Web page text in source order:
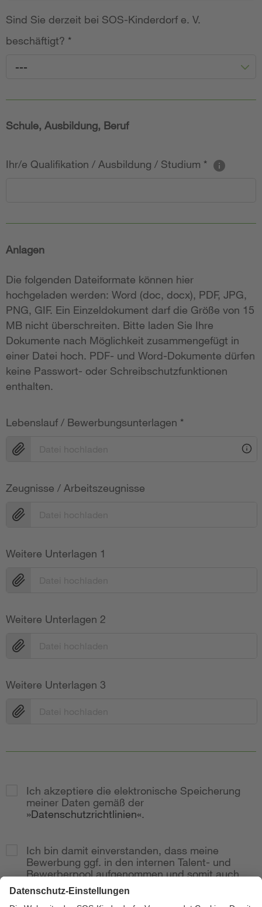
Sind Sie derzeit bei SOS-Kinderdorf e. V.
beschäftigt? *
---
Schule, Ausbildung, Beruf
Ihr/e Qualifikation / Ausbildung / Studium *
Anlagen
Die folgenden Dateiformate können hier
hochgeladen werden: Word (doc, docx), PDF, JPG,
PNG, GIF. Ein Einzeldokument darf die Größe von 15
MB nicht überschreiten. Bitte laden Sie Ihre
Dokumente nach Möglichkeit zusammengefügt in
einer Datei hoch. PDF- und Word-Dokumente dürfen
keine Passwort- oder Schreibschutzfunktionen
enthalten.
Lebenslauf / Bewerbungsunterlagen *
Zeugnisse / Arbeitszeugnisse
Weitere Unterlagen 1
Weitere Unterlagen 2
Weitere Unterlagen 3
Ich akzeptiere die elektronische Speicherung
meiner Daten gemäß der
Datenschutzrichtlinien .
Ich bin damit einverstanden, dass meine
Bewerbung ggf. in den internen Talent- und
Bewerberpool aufgenommen und somit auch
bei weitere Stellenausschreibungen
berücksichtig wird.